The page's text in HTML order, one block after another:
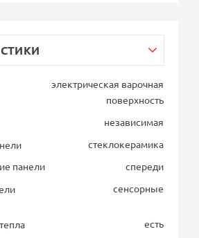
электрическая варочная
поверхность
независимая
стеклокерамика
панели
спереди
сенсорные
есть